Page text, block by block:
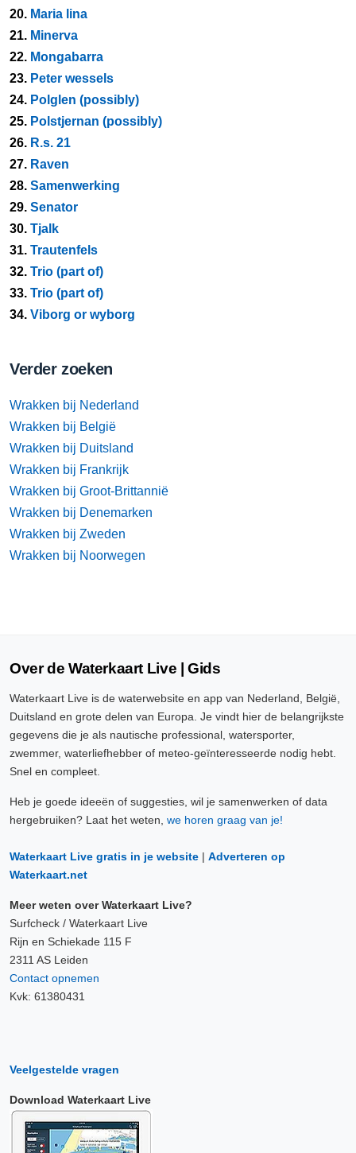
20. Maria lina
21. Minerva
22. Mongabarra
23. Peter wessels
24. Polglen (possibly)
25. Polstjernan (possibly)
26. R.s. 21
27. Raven
28. Samenwerking
29. Senator
30. Tjalk
31. Trautenfels
32. Trio (part of)
33. Trio (part of)
34. Viborg or wyborg
Verder zoeken
Wrakken bij Nederland
Wrakken bij België
Wrakken bij Duitsland
Wrakken bij Frankrijk
Wrakken bij Groot-Brittannië
Wrakken bij Denemarken
Wrakken bij Zweden
Wrakken bij Noorwegen
Over de Waterkaart Live | Gids
Waterkaart Live is de waterwebsite en app van Nederland, België,
Duitsland en grote delen van Europa. Je vindt hier de belangrijkste
gegevens die je als nautische professional, watersporter,
zwemmer, waterliefhebber of meteo-geïnteresseerde nodig hebt.
Snel en compleet.
Heb je goede ideeën of suggesties, wil je samenwerken of data
hergebruiken? Laat het weten, we horen graag van je!
Waterkaart Live gratis in je website | Adverteren op
Waterkaart.net
Meer weten over Waterkaart Live?
Surfcheck / Waterkaart Live
Rijn en Schiekade 115 F
2311 AS Leiden
Contact opnemen
Kvk: 61380431
Veelgestelde vragen
Download Waterkaart Live